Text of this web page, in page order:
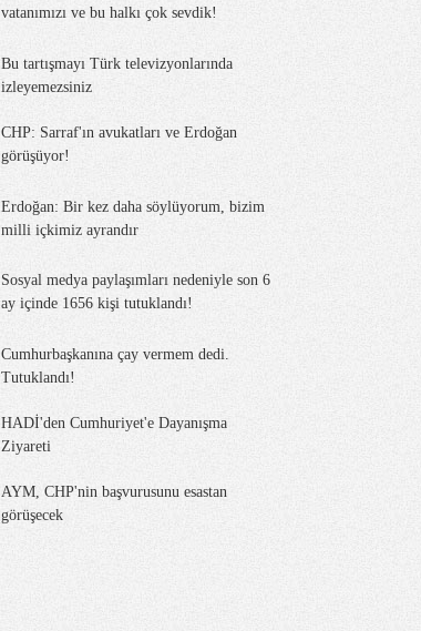
vatanımızı ve bu halkı çok sevdik!
Bu tartışmayı Türk televizyonlarında
izleyemezsiniz
CHP: Sarraf'ın avukatları ve Erdoğan
görüşüyor!
Erdoğan: Bir kez daha söylüyorum, bizim
milli içkimiz ayrandır
Sosyal medya paylaşımları nedeniyle son 6
ay içinde 1656 kişi tutuklandı!
Cumhurbaşkanına çay vermem dedi.
Tutuklandı!
HADİ'den Cumhuriyet'e Dayanışma
Ziyareti
AYM, CHP'nin başvurusunu esastan
görüşecek